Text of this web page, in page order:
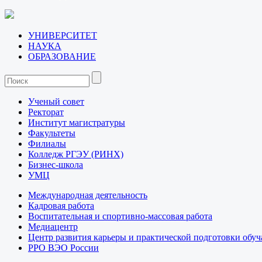
УНИВЕРСИТЕТ
НАУКА
ОБРАЗОВАНИЕ
Ученый совет
Ректорат
Институт магистратуры
Факультеты
Филиалы
Колледж РГЭУ (РИНХ)
Бизнес-школа
УМЦ
Международная деятельность
Кадровая работа
Воспитательная и спортивно-массовая работа
Медиацентр
Центр развития карьеры и практической подготовки
РРО ВЭО России